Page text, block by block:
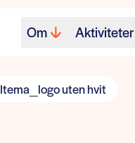
Om Aktiviteter
Itema_logo uten hvit